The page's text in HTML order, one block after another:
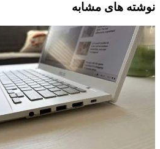
نوشته های مشابه